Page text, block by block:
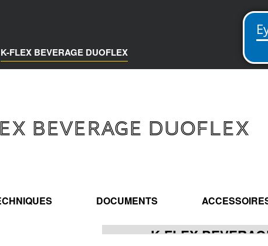
K-FLEX BEVERAGE DUOFLEX
BEVERAGE DUOFLEX
DOCUMENTS
K-FLEX